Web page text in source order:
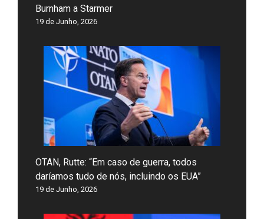
Burnham a Starmer
19 de Junho, 2026
OTAN, Rutte: “Em caso de guerra, todos
daríamos tudo de nós, incluindo os EUA”
19 de Junho, 2026